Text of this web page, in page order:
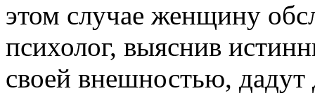
этом случае женщину
психолог, выяснив
своей внешностью,